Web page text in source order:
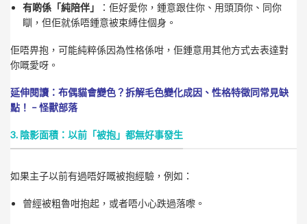
有啲係「純陪伴」
：佢好愛你，鍾意跟住你、用頭頂你、同你
瞓，但佢就係唔鍾意被束縛住個身。
佢唔畀抱，可能純粹係因為性格係咁，佢鍾意用其他方式去表達對
你嘅愛呀。
延伸閱讀： 布偶貓會變色？拆解毛色變化成因、性格特徵同常見缺
點！ – 怪獸部落
3. 陰影面積：以前「被抱」都無好事發生
如果主子以前有過唔好嘅被抱經驗，例如：
曾經被粗魯咁抱起，或者唔小心跌過落嚟。